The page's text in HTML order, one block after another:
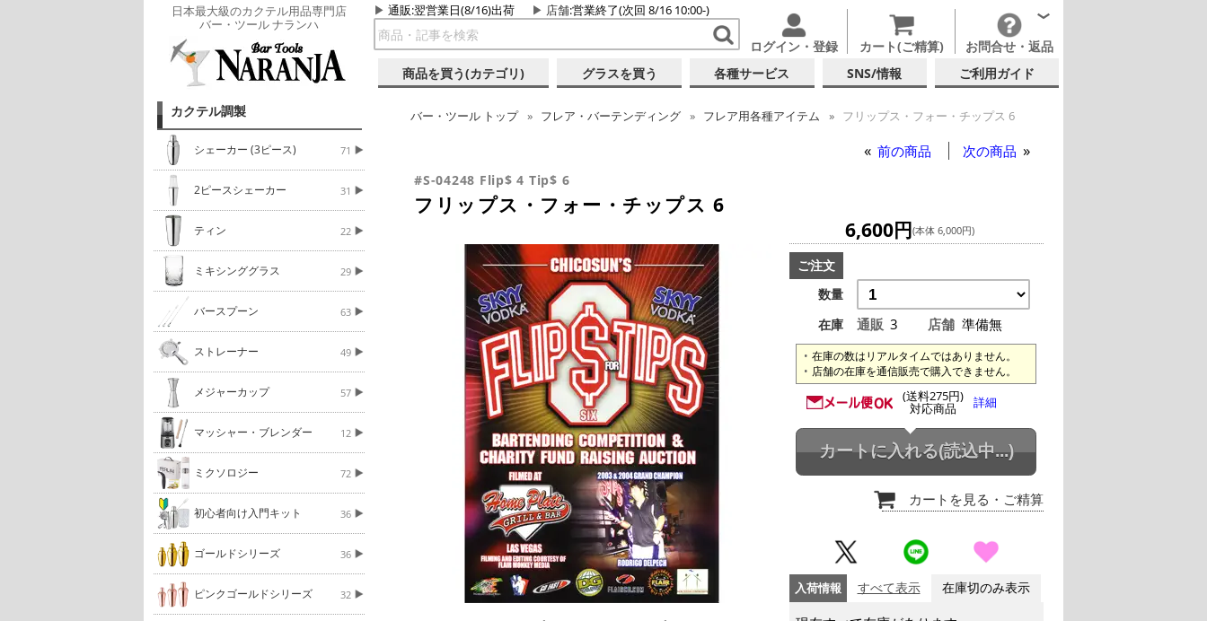
日本最大級のカクテル用品専門店
バー・ツール ナランハ
通販:翌営業日(8/16)出荷 店舗:営業終了(次回 8/16 10:00-)
ログイン・登録 カート(ご精算) お問合せ・返品
商品を買う(カテゴリ) グラスを買う 各種サービス SNS/情報 ご利用ガイド
カクテル調製
シェーカー (3ピース) 71
2ピースシェーカー 31
ティン 22
ミキシンググラス 29
バースプーン 63
ストレーナー 49
メジャーカップ 57
マッシャー・ブレンダー 12
ミクソロジー 72
初心者向け入門キット 36
ゴールドシリーズ 36
ピンクゴールドシリーズ 32
バー・ツール トップ フレア・バーテンディング フレア用各種アイテム フリップス・フォー・チップス 6
前の商品 次の商品
#S-04248 Flip$ 4 Tip$ 6
フリップス・フォー・チップス 6
6,600円(本体 6,000円)
ご注文
数量
在庫
通販 3 店舗 準備無
在庫の数はリアルタイムではありません。
店舗の在庫を通信販売で購入できません。
(送料275円)
対応商品 詳細
カートに入れる(読込中...)
カートを見る ・ご精算
入荷情報 すべて表示 在庫切のみ表示